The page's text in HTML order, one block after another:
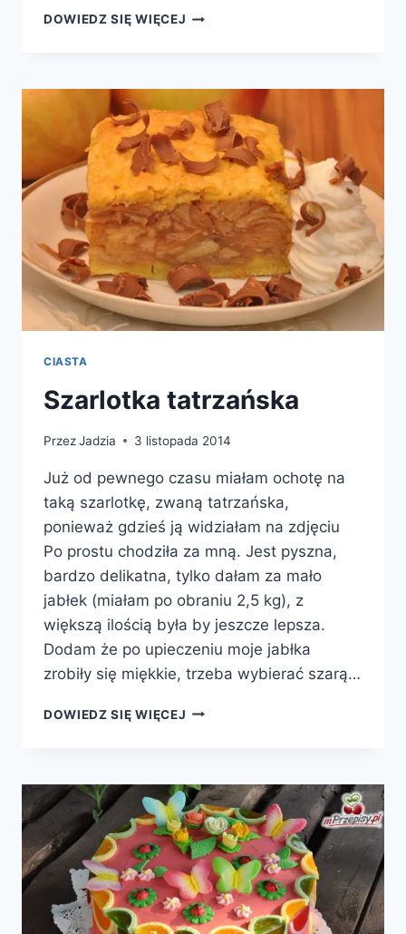
DOWIEDZ SIĘ WIĘCEJ AMONIAKI
CIASTA
Szarlotka tatrzańska
PrzezJadzia 3 listopada 2014
Już od pewnego czasu miałam ochotę na
taką szarlotkę, zwaną tatrzańska,
ponieważ gdzieś ją widziałam na zdjęciu
Po prostu chodziła za mną. Jest pyszna,
bardzo delikatna, tylko dałam za mało
jabłek (miałam po obraniu 2,5 kg), z
większą ilością była by jeszcze lepsza.
Dodam że po upieczeniu moje jabłka
zrobiły się miękkie, trzeba wybierać szarą…
DOWIEDZ SIĘ WIĘCEJ SZARLOTKA